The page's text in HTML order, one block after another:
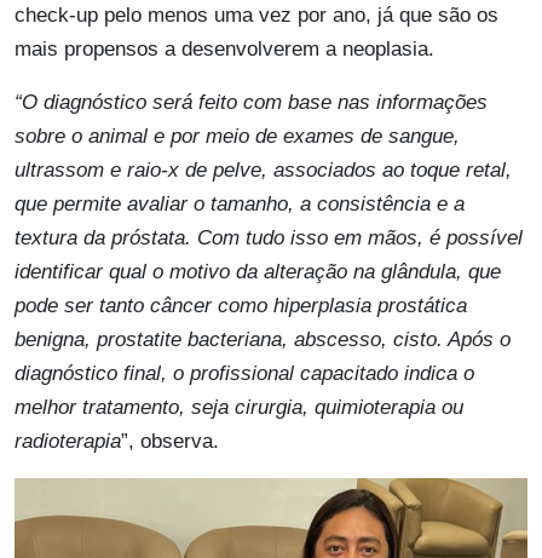
check-up pelo menos uma vez por ano, já que são os
mais propensos a desenvolverem a neoplasia.
“O diagnóstico será feito com base nas informações
sobre o animal e por meio de exames de sangue,
ultrassom e raio-x de pelve, associados ao toque retal,
que permite avaliar o tamanho, a consistência e a
textura da próstata. Com tudo isso em mãos, é possível
identificar qual o motivo da alteração na glândula, que
pode ser tanto câncer como hiperplasia prostática
benigna, prostatite bacteriana, abscesso, cisto. Após o
diagnóstico final, o profissional capacitado indica o
melhor tratamento, seja cirurgia, quimioterapia ou
radioterapia”, observa.